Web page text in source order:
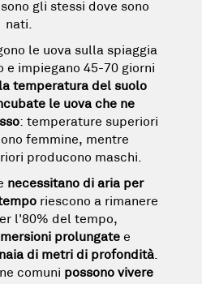
gli stessi dove sono
nati.
le uova sulla spiaggia
e impiegano 45-70 giorni
la temperatura del suolo
le uova che ne
: temperature superiori
femmine, mentre
producono maschi.
necessitano di aria per
riescono a rimanere
l'80% del tempo,
prolungatee
di metri di profondità.
comuni possono vivere